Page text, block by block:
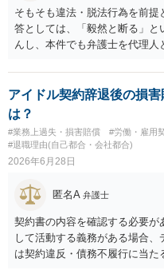
務の相場や通常の報酬水準を
と自体は法律上否定されません
った」と反論する可能性も高く
とは限らないため、交渉の場
としどころ」を分けて考える
支給され、その肩書きで外部と
は、「プロジェクトの一員と
を裏付ける有力な事情になりま
契約や具体的な報酬額が自動的
他の証拠と併せて評価される
は、業務範囲、報酬、期間・解
用負担等を明確に定めた業務
すすめします。円満な話し合
負担を時系列で整理し事実関係
低限の謝意・一部清算」と「
て、複数の選択肢を用意して提
います。 いずれにしても、契
そもそも違法・脱法行為を前
答としては、「毅然と断る」
んし、本件でも弁護士を代理
アイドル契約辞退後の損
は？
#業務上過失・損害賠償 #労働・雇用
#退職理由(自己都合・会社都合)
2026年6月28日
匿名A 弁護士
契約書の内容を確認する必要が
して活動する義務がある場合
は契約違反・債務不履行に当